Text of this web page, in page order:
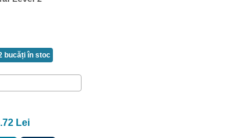
bucăți în stoc
Lei